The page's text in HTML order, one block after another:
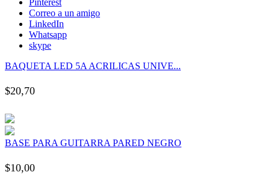
panel
panel
panel
panel
panel
Pinterest
Correo a un amigo
LinkedIn
Whatsapp
skype
BAQUETA LED 5A ACRILICAS UNIVE...
$20,70
BASE PARA GUITARRA PARED NEGRO
$10,00